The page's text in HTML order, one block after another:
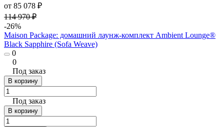
от 85 078 ₽
114 970 ₽
-26%
Maison Package: домашний лаунж-комплект Ambient Lounge®
Black Sapphire (Sofa Weave)
0
0
Под заказ
В корзину
Под заказ
В корзину